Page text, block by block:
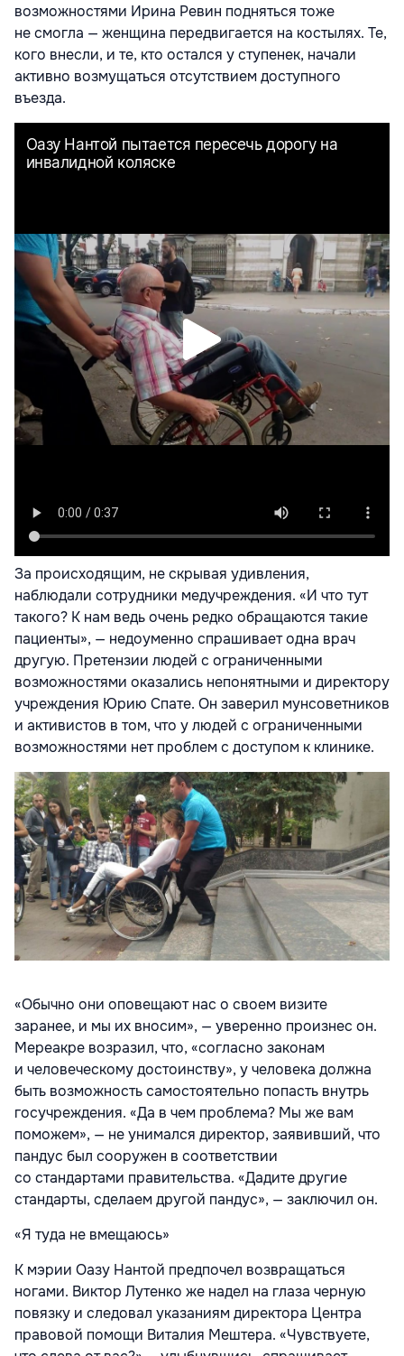
возможностями Ирина Ревин подняться тоже
не смогла — женщина передвигается на костылях. Те,
кого внесли, и те, кто остался у ступенек, начали
активно возмущаться отсутствием доступного
въезда.
За происходящим, не скрывая удивления,
наблюдали сотрудники медучреждения. «И что тут
такого? К нам ведь очень редко обращаются такие
пациенты», — недоуменно спрашивает одна врач
другую. Претензии людей с ограниченными
возможностями оказались непонятными и директору
учреждения Юрию Спате. Он заверил мунсоветников
и активистов в том, что у людей с ограниченными
возможностями нет проблем с доступом к клинике.
«Обычно они оповещают нас о своем визите
заранее, и мы их вносим», — уверенно произнес он.
Мереакре возразил, что, «согласно законам
и человеческому достоинству», у человека должна
быть возможность самостоятельно попасть внутрь
госучреждения. «Да в чем проблема? Мы же вам
поможем», — не унимался директор, заявивший, что
пандус был сооружен в соответствии
со стандартами правительства. «Дадите другие
стандарты, сделаем другой пандус», — заключил он.
«Я туда не вмещаюсь»
К мэрии Оазу Нантой предпочел возвращаться
ногами. Виктор Лутенко же надел на глаза черную
повязку и следовал указаниям директора Центра
правовой помощи Виталия Мештера. «Чувствуете,